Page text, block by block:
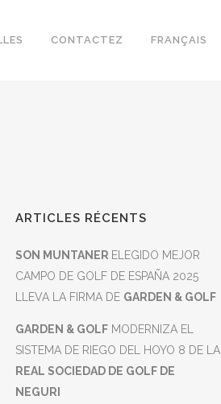
CONTACTEZ FRANÇAIS
ARTICLES RÉCENTS
SON MUNTANER ELEGIDO MEJOR
CAMPO DE GOLF DE ESPAÑA 2025
LLEVA LA FIRMA DE GARDEN & GOLF
GARDEN & GOLF MODERNIZA EL
SISTEMA DE RIEGO DEL HOYO 8 DE LA
REAL SOCIEDAD DE GOLF DE
NEGURI